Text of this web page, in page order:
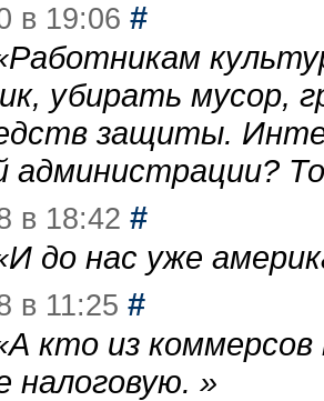
в 19:06 #
Работникам
убирать мусор,
защиты.
администрации?
в 18:42 #
И до нас уже
в 11:25 #
А кто из
»